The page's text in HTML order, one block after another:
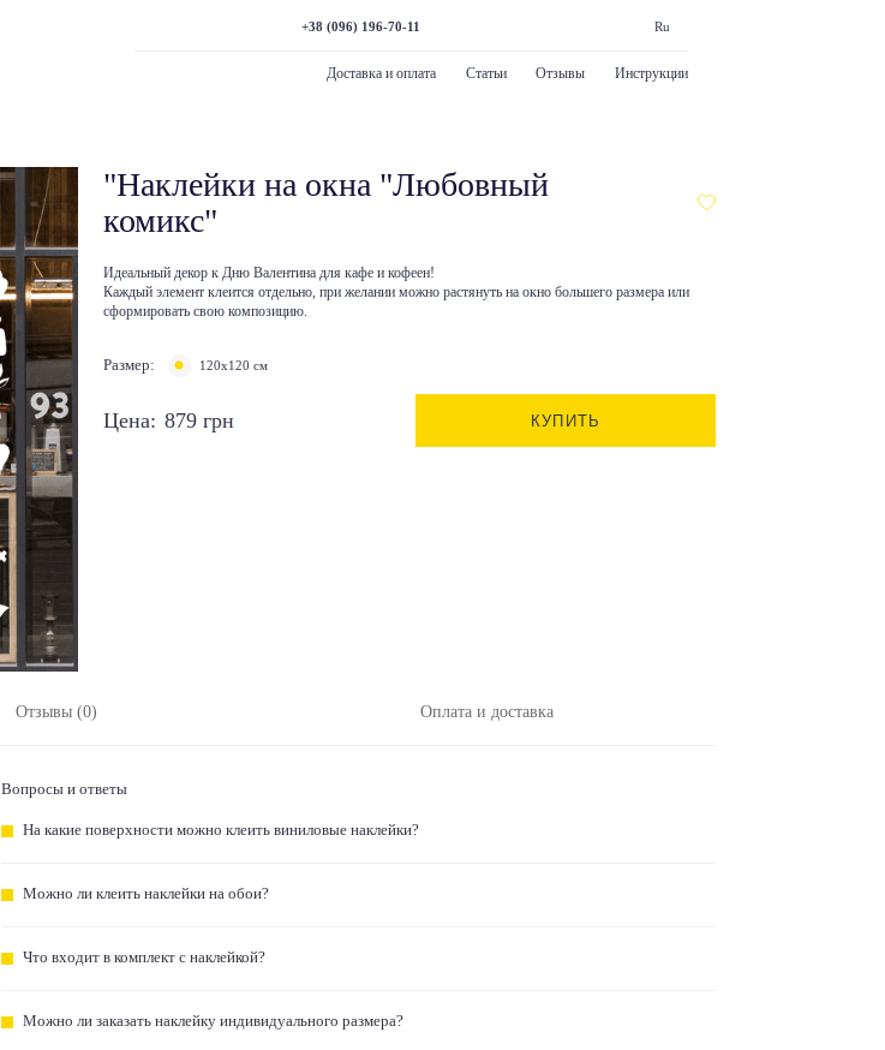
+38 (096) 196-70-11 Ru
Доставка и оплата Статьи Отзывы Инструкции
"Наклейки на окна "Любовный
комикс"
Идеальный декор к Дню Валентина для кафе и кофеен!
Каждый элемент клеится отдельно, при желании можно растянуть на окно большего размера или
сформировать свою композицию.
Размер: 120х120 см
Цена: 879 грн КУПИТЬ
Отзывы (0) Оплата и доставка
Вопросы и ответы
На какие поверхности можно клеить виниловые наклейки?
Можно ли клеить наклейки на обои?
Что входит в комплект с наклейкой?
Можно ли заказать наклейку индивидуального размера?